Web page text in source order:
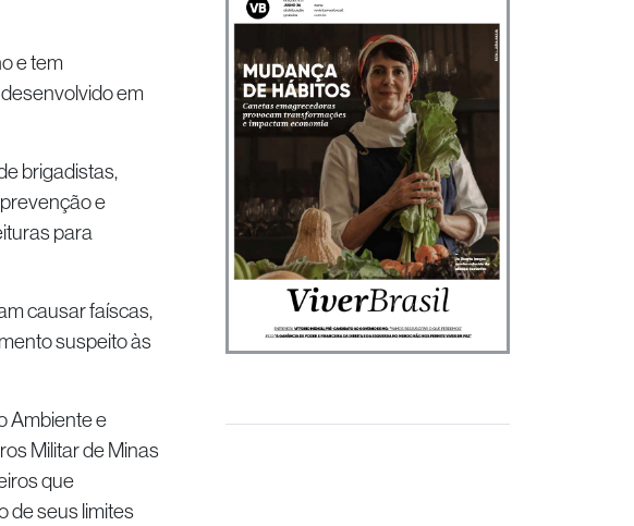
e tem
em
brigadistas,
e
para
causar faíscas,
suspeito às
Ambiente e
Militar de Minas
que
de seus limites